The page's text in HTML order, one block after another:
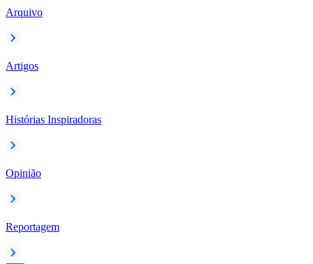
Arquivo
Artigos
Histórias Inspiradoras
Opinião
Reportagem